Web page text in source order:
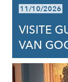
11/10/2026
VISITE
VAN